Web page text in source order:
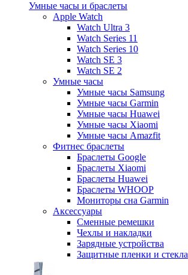
Умные часы и браслеты
Apple Watch
Watch Ultra 3
Watch Series 11
Watch Series 10
Watch SE 3
Watch SE 2
Умные часы
Умные часы Samsung
Умные часы Garmin
Умные часы Huawei
Умные часы Xiaomi
Умные часы Amazfit
Фитнес браслеты
Браслеты Google
Браслеты Xiaomi
Браслеты Huawei
Браслеты WHOOP
Мониторы сна Garmin
Аксессуары
Сменные ремешки
Чехлы и накладки
Зарядные устройства
Защитные пленки и стекла